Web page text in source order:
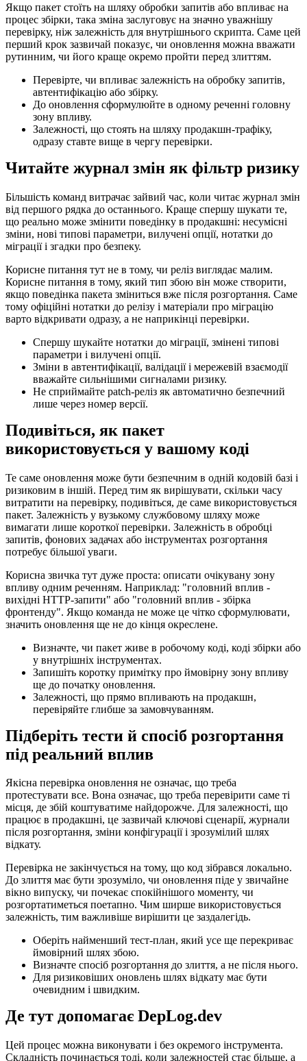
Якщо пакет стоїть на шляху обробки запитів або впливає на
процес збірки, така зміна заслуговує на значно уважнішу
перевірку, ніж залежність для внутрішнього скрипта. Саме цей
перший крок зазвичай показує, чи оновлення можна вважати
рутинним, чи його краще окремо пройти перед злиттям.
Перевірте, чи впливає залежність на обробку запитів,
автентифікацію або збірку.
До оновлення сформулюйте в одному реченні головну
зону впливу.
Залежності, що стоять на шляху продакшн-трафіку,
одразу ставте вище в чергу перевірки.
Читайте журнал змін як фільтр ризику
Більшість команд витрачає зайвий час, коли читає журнал змін
від першого рядка до останнього. Краще спершу шукати те,
що реально може змінити поведінку в продакшні: несумісні
зміни, нові типові параметри, вилучені опції, нотатки до
міграції і згадки про безпеку.
Корисне питання тут не в тому, чи реліз виглядає малим.
Корисне питання в тому, який тип збою він може створити,
якщо поведінка пакета зміниться вже після розгортання. Саме
тому офіційні нотатки до релізу і матеріали про міграцію
варто відкривати одразу, а не наприкінці перевірки.
Спершу шукайте нотатки до міграції, змінені типові
параметри і вилучені опції.
Зміни в автентифікації, валідації і мережевій взаємодії
вважайте сильнішими сигналами ризику.
Не сприймайте patch-реліз як автоматично безпечний
лише через номер версії.
Подивіться, як пакет
використовується у вашому коді
Те саме оновлення може бути безпечним в одній кодовій базі і
ризиковим в іншій. Перед тим як вирішувати, скільки часу
витратити на перевірку, подивіться, де саме використовується
пакет. Залежність у вузькому службовому шляху може
вимагати лише короткої перевірки. Залежність в обробці
запитів, фонових задачах або інструментах розгортання
потребує більшої уваги.
Корисна звичка тут дуже проста: описати очікувану зону
впливу одним реченням. Наприклад: "головний вплив -
вихідні HTTP-запити" або "головний вплив - збірка
фронтенду". Якщо команда не може це чітко сформулювати,
значить оновлення ще не до кінця окреслене.
Визначте, чи пакет живе в робочому коді, коді збірки або
у внутрішніх інструментах.
Запишіть коротку примітку про ймовірну зону впливу
ще до початку оновлення.
Залежності, що прямо впливають на продакшн,
перевіряйте глибше за замовчуванням.
Підберіть тести й спосіб розгортання
під реальний вплив
Якісна перевірка оновлення не означає, що треба
протестувати все. Вона означає, що треба перевірити саме ті
місця, де збій коштуватиме найдорожче. Для залежності, що
працює в продакшні, це зазвичай ключові сценарії, журнали
після розгортання, зміни конфігурації і зрозумілий шлях
відкату.
Перевірка не закінчується на тому, що код зібрався локально.
До злиття має бути зрозуміло, чи оновлення піде у звичайне
вікно випуску, чи почекає спокійнішого моменту, чи
розгортатиметься поетапно. Чим ширше використовується
залежність, тим важливіше вирішити це заздалегідь.
Оберіть найменший тест-план, який усе ще перекриває
ймовірний шлях збою.
Визначте спосіб розгортання до злиття, а не після нього.
Для ризиковіших оновлень шлях відкату має бути
очевидним і швидким.
Де тут допомагає DepLog.dev
Цей процес можна виконувати і без окремого інструмента.
Складність починається тоді, коли залежностей стає більше, а